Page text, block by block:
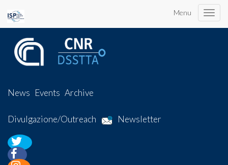
Menu
Toggle
News Events Archive
Divulgazione/Outreach Newsletter